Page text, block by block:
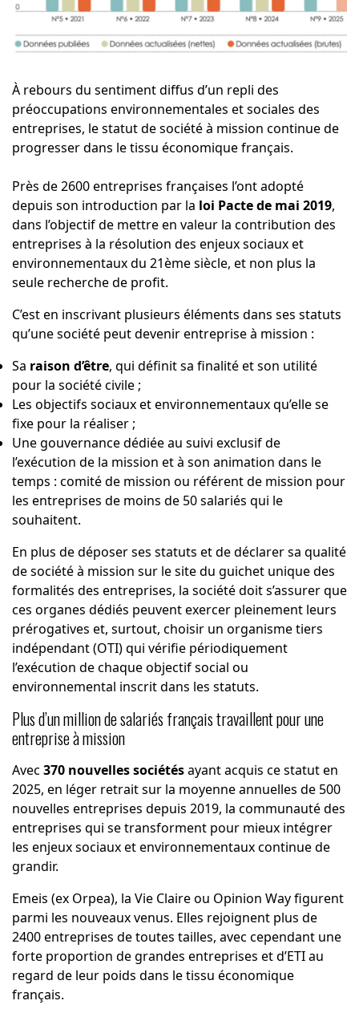
À rebours du sentiment diffus d’un repli des
préoccupations environnementales et sociales des
entreprises, le statut de société à mission continue de
progresser dans le tissu économique français.
Près de 2600 entreprises françaises l’ont adopté
depuis son introduction par la loi Pacte de mai 2019,
dans l’objectif de mettre en valeur la contribution des
entreprises à la résolution des enjeux sociaux et
environnementaux du 21ème siècle, et non plus la
seule recherche de profit.
C’est en inscrivant plusieurs éléments dans ses statuts
qu’une société peut devenir entreprise à mission :
Sa raison d’être, qui définit sa finalité et son utilité
pour la société civile ;
Les objectifs sociaux et environnementaux qu’elle se
fixe pour la réaliser ;
Une gouvernance dédiée au suivi exclusif de
l’exécution de la mission et à son animation dans le
temps : comité de mission ou référent de mission pour
les entreprises de moins de 50 salariés qui le
souhaitent.
En plus de déposer ses statuts et de déclarer sa qualité
de société à mission sur le site du guichet unique des
formalités des entreprises, la société doit s’assurer que
ces organes dédiés peuvent exercer pleinement leurs
prérogatives et, surtout, choisir un organisme tiers
indépendant (OTI) qui vérifie périodiquement
l’exécution de chaque objectif social ou
environnemental inscrit dans les statuts.
Plus d’un million de salariés français travaillent pour une
entreprise à mission
Avec 370 nouvelles sociétésayant acquis ce statut en
2025, en léger retrait sur la moyenne annuelles de 500
nouvelles entreprises depuis 2019, la communauté des
entreprises qui se transforment pour mieux intégrer
les enjeux sociaux et environnementaux continue de
grandir.
Emeis (ex Orpea), la Vie Claire ou Opinion Way figurent
parmi les nouveaux venus. Elles rejoignent plus de
2400 entreprises de toutes tailles, avec cependant une
forte proportion de grandes entreprises et d’ETI au
regard de leur poids dans le tissu économique
français.